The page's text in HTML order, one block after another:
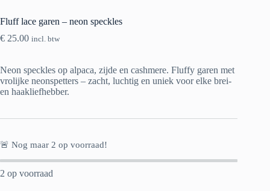
Fluff lace garen – neon speckles
€ 25.00 incl. btw
Neon speckles op alpaca, zijde en cashmere. Fluffy garen met
vrolijke neonspetters – zacht, luchtig en uniek voor elke brei-
en haakliefhebber.
🚨 Nog maar 2 op voorraad!
2 op voorraad